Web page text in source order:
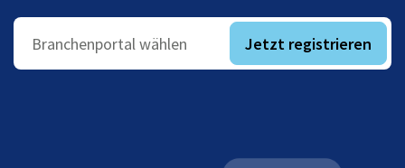
Branchenportal wählen Jetzt registrieren